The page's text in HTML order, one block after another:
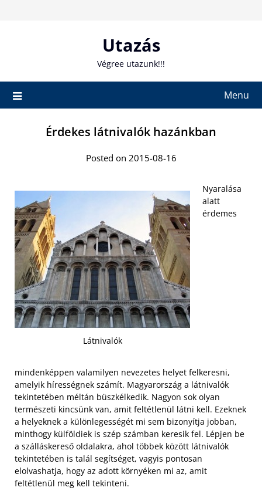
Utazás
Végree utazunk!!!
Menu
Érdekes látnivalók hazánkban
Posted on 2015-08-16
Látnivalók
Nyaralása
alatt
érdemes
mindenképpen valamilyen nevezetes helyet felkeresni,
amelyik hírességnek számít. Magyarország a látnivalók
tekintetében méltán büszkélkedik. Nagyon sok olyan
természeti kincsünk van, amit feltétlenül látni kell. Ezeknek
a helyeknek a különlegességét mi sem bizonyítja jobban,
minthogy külföldiek is szép számban keresik fel. Lépjen be
a szálláskereső oldalakra, ahol többek között látnivalók
tekintetében is talál segítséget, vagyis pontosan
elolvashatja, hogy az adott környéken mi az, amit
feltétlenül meg kell tekinteni.